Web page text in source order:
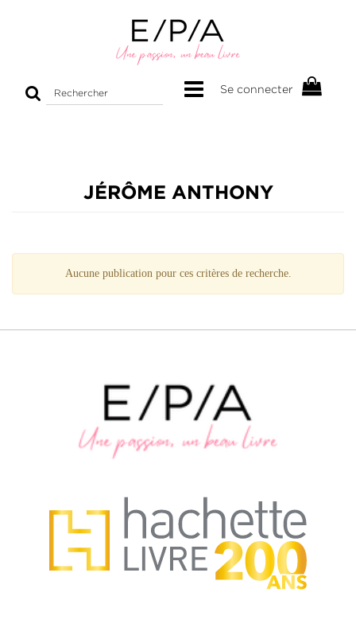
Rechercher
Se connecter
JÉRÔME ANTHONY
Aucune publication pour ces critères de recherche.